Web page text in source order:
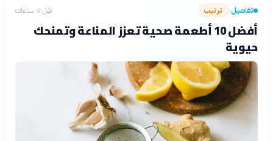
تفاصيل› ترتيب قبل 4 ساعات
أفضل 10 أطعمة صحية تعزز المناعة وتمنحك
حيوية